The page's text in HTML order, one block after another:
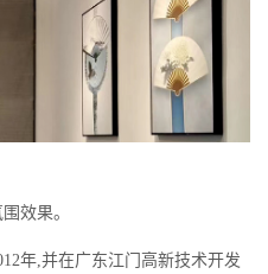
效果。
年,并在广东江门高新技术开发